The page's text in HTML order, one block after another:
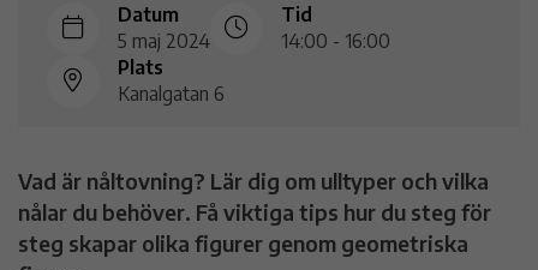
Datum
5 maj 2024
Tid
14:00 - 16:00
Plats
Kanalgatan 6
Vad är nåltovning? Lär dig om ulltyper och vilka
nålar du behöver. Få viktiga tips hur du steg för
steg skapar olika figurer genom geometriska